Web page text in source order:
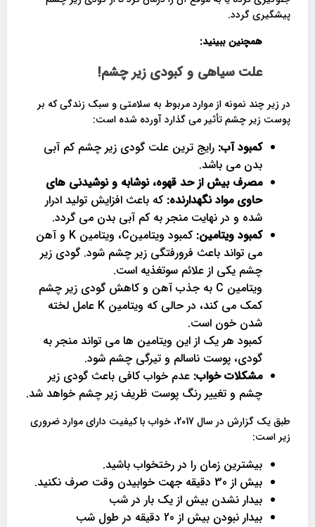
پیشگیری گردد.
همچنین ببینید:
علت سیاهی و کبودی زیر چشم!
در زیر چند نمونه از موارد مربوط به سلامتی و سبک زندگی که بر
پوست زیر چشم تأثیر می گذارد آورده شده است:
کمبود آب: رایج ترین علت گودی زیر چشم کم آبی
بدن می باشد.
مصرف بیش از حد قهوه، نوشابه و نوشیدنی های
حاوی مواد نگهدارنده: که باعث افزایش تولید ادرار
شده و در نهایت منجر به کم آبی بدن می گردد.
کمبود ویتامین:
کمبود ویتامینC، ویتامین K و آهن
می تواند باعث فرورفتگی زیر چشم شود. گودی زیر
چشم یکی از علائم سوتغذیه است.
ویتامین C به جذب آهن و کاهش گودی زیر چشم
کمک می کند، در حالی که ویتامین K عامل لخته
شدن خون است.
کمبود هر یک از این ویتامین ها می تواند منجر به
گودی، پوست ناسالم و تیرگی چشم شود.
مشکلات خواب: عدم خواب کافی باعث گودی زیر
چشم و تغییر رنگ پوست ظریف زیر چشم خواهد شد.
طبق یک گزارش در سال 2017، خواب با کیفیت دارای موارد ضروری
زیر است:
بیشترین زمان را در رختخواب باشید.
بیش از 30 دقیقه جهت خوابیدن وقت صرف نکنید.
بیدار نشدن بیش از یک بار در شب
بيدار نبودن بيش از 20 دقيقه در طول شب